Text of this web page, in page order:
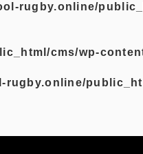
rugby.online/
cms/wp-
rugby.online/